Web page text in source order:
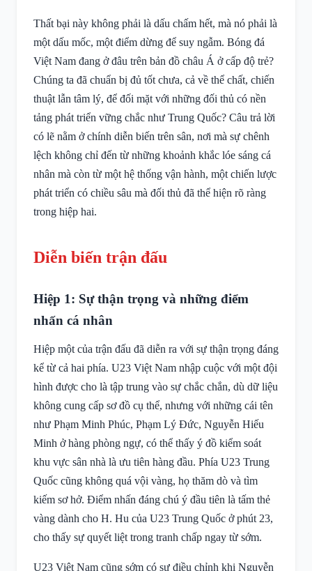
Thất bại này không phải là dấu chấm hết, mà nó phải là
một dấu mốc, một điểm dừng để suy ngẫm. Bóng đá
Việt Nam đang ở đâu trên bản đồ châu Á ở cấp độ trẻ?
Chúng ta đã chuẩn bị đủ tốt chưa, cả về thể chất, chiến
thuật lẫn tâm lý, để đối mặt với những đối thủ có nền
tảng phát triển vững chắc như Trung Quốc? Câu trả lời
có lẽ nằm ở chính diễn biến trên sân, nơi mà sự chênh
lệch không chỉ đến từ những khoảnh khắc lóe sáng cá
nhân mà còn từ một hệ thống vận hành, một chiến lược
phát triển có chiều sâu mà đối thủ đã thể hiện rõ ràng
trong hiệp hai.
Diễn biến trận đấu
Hiệp 1: Sự thận trọng và những điểm
nhấn cá nhân
Hiệp một của trận đấu đã diễn ra với sự thận trọng đáng
kể từ cả hai phía. U23 Việt Nam nhập cuộc với một đội
hình được cho là tập trung vào sự chắc chắn, dù dữ liệu
không cung cấp sơ đồ cụ thể, nhưng với những cái tên
như Phạm Minh Phúc, Phạm Lý Đức, Nguyễn Hiếu
Minh ở hàng phòng ngự, có thể thấy ý đồ kiểm soát
khu vực sân nhà là ưu tiên hàng đầu. Phía U23 Trung
Quốc cũng không quá vội vàng, họ thăm dò và tìm
kiếm sơ hở. Điểm nhấn đáng chú ý đầu tiên là tấm thẻ
vàng dành cho H. Hu của U23 Trung Quốc ở phút 23,
cho thấy sự quyết liệt trong tranh chấp ngay từ sớm.
U23 Việt Nam cũng sớm có sự điều chỉnh khi Nguyễn